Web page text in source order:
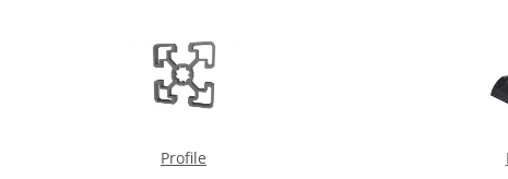
Profile